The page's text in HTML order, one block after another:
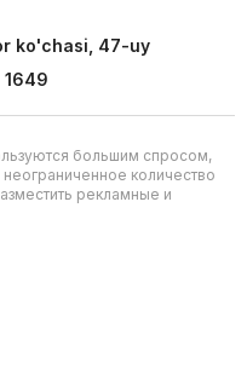
ko'chasi, 47-uy
1649
большим спросом,
количество
рекламные и